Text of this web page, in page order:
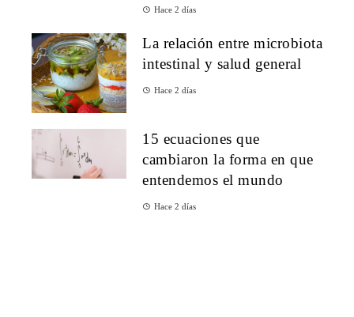
Hace 2 días
La relación entre microbiota
intestinal y salud general
Hace 2 días
15 ecuaciones que
cambiaron la forma en que
entendemos el mundo
Hace 2 días